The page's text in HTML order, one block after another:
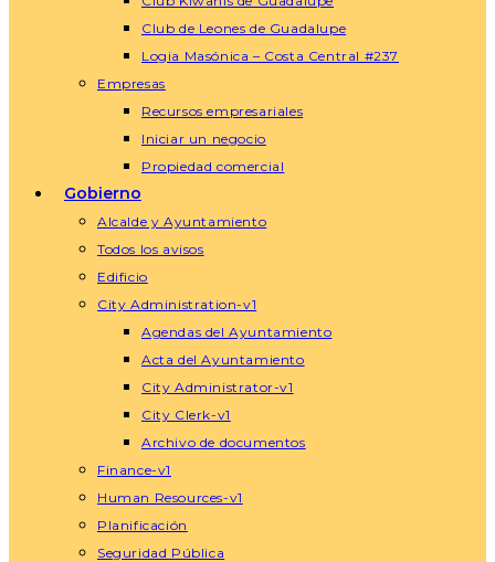
Club de Leones de Guadalupe
Logia Masónica – Costa Central #237
Empresas
Recursos empresariales
Iniciar un negocio
Propiedad comercial
Gobierno
Alcalde y Ayuntamiento
Todos los avisos
Edificio
City Administration-v1
Agendas del Ayuntamiento
Acta del Ayuntamiento
City Administrator-v1
City Clerk-v1
Archivo de documentos
Finance-v1
Human Resources-v1
Planificación
Seguridad Pública